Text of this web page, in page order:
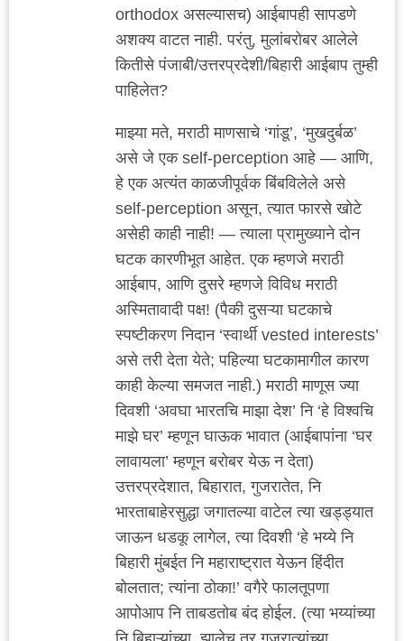
orthodox असल्यासच) आईबापही सापडणे
अशक्य वाटत नाही. परंतु, मुलांबरोबर आलेले
कितीसे पंजाबी/उत्तरप्रदेशी/बिहारी आईबाप तुम्ही
पाहिलेत?
माझ्या मते, मराठी माणसाचे ‘गांडू’, ‘मुखदुर्बळ’
असे जे एक self-perception आहे — आणि,
हे एक अत्यंत काळजीपूर्वक बिंबविलेले असे
self-perception असून, त्यात फारसे खोटे
असेही काही नाही! — त्याला प्रामुख्याने दोन
घटक कारणीभूत आहेत. एक म्हणजे मराठी
आईबाप, आणि दुसरे म्हणजे विविध मराठी
अस्मितावादी पक्ष! (पैकी दुसऱ्या घटकाचे
स्पष्टीकरण निदान ‘स्वार्थी vested interests’
असे तरी देता येते; पहिल्या घटकामागील कारण
काही केल्या समजत नाही.) मराठी माणूस ज्या
दिवशी ‘अवघा भारतचि माझा देश’ नि ‘हे विश्वचि
माझे घर’ म्हणून घाऊक भावात (आईबापांना ‘घर
लावायला’ म्हणून बरोबर येऊ न देता)
उत्तरप्रदेशात, बिहारात, गुजरातेत, नि
भारताबाहेरसुद्धा जगातल्या वाटेल त्या खड्ड्यात
जाऊन धडकू लागेल, त्या दिवशी ‘हे भय्ये नि
बिहारी मुंबईत नि महाराष्ट्रात येऊन हिंदीत
बोलतात; त्यांना ठोका!’ वगैरे फालतूपणा
आपोआप नि ताबडतोब बंद होईल. (त्या भय्यांच्या